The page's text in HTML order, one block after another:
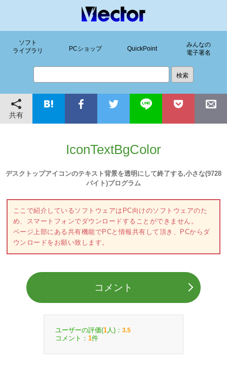
ソフト
ライブラリ
PCショップ QuickPoint
みんなの
電子署名
共有
IconTextBgColor
デスクトップアイコンのテキスト背景を透明にして終了する,小さな(9728
バイト)プログラム
ここで紹介しているソフトウェアはPC向けのソフトウェアのた
め、スマートフォンでダウンロードすることができません。
ページ上部にある共有機能でPCと情報共有して頂き、PCからダ
ウンロードをお願い致します。
コメント
ユーザーの評価(1 人)： 3.5
コメント： 1件